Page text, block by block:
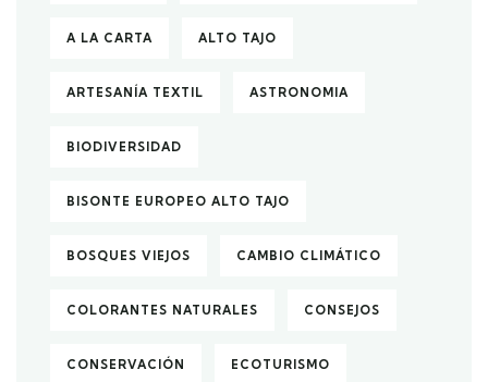
A LA CARTA ALTO TAJO
ARTESANÍA TEXTIL ASTRONOMIA
BIODIVERSIDAD
BISONTE EUROPEO ALTO TAJO
BOSQUES VIEJOS CAMBIO CLIMÁTICO
COLORANTES NATURALES CONSEJOS
CONSERVACIÓN ECOTURISMO